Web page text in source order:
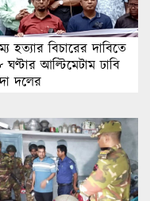
হত্যার বিচারের দা‌বি‌তে
ঘণ্টার আ‌ল্টি‌মেটাম ঢাবি
দ‌লের